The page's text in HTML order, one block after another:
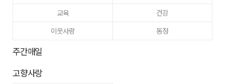
교육
건강
이웃사랑
동정
주간매일
고향사랑